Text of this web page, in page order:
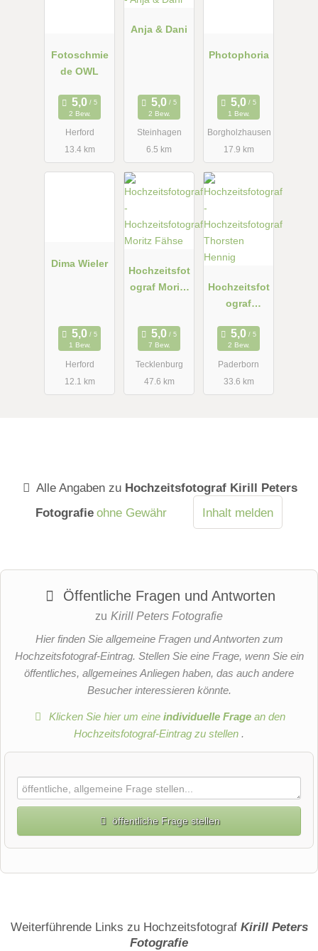
Fotoschmie
de OWL
2 Bew.
Herford
13.4 km
Anja & Dani
2 Bew.
Steinhagen
6.5 km
Photophoria
1 Bew.
Borgholzhausen
17.9 km
Dima Wieler
1 Bew.
Herford
12.1 km
Hochzeitsfot
ograf Moritz
7 Bew.
Tecklenburg
47.6 km
Hochzeitsfot
ograf
Hennig
2 Bew.
Paderborn
33.6 km
Alle Angaben zu Hochzeitsfotograf Kirill Peters
Fotografie ohne Gewähr Inhalt melden
Öffentliche Fragen und Antworten
zu Kirill Peters Fotografie
Hier finden Sie allgemeine Fragen und Antworten zum
Hochzeitsfotograf-Eintrag. Stellen Sie eine Frage, wenn Sie ein
öffentliches, allgemeines Anliegen haben, das auch andere
Besucher interessieren könnte.
Klicken Sie hier um eineindividuelle Frage an den
Hochzeitsfotograf-Eintrag zu stellen .
öffentliche Frage stellen
Weiterführende Links zu Hochzeitsfotograf Kirill Peters
Fotografie